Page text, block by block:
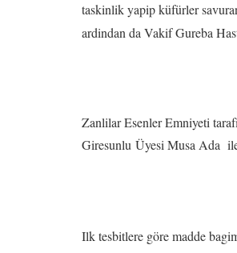
taskinlik yapip küfürler
ardindan da Vakif Gureba
Zanlilar Esenler Emniyeti
Giresunlu Üyesi Musa Ada
Ilk tesbitlere göre madde